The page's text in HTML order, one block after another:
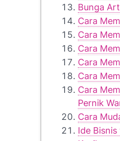
Bunga
Cara
Cara
Cara
Cara
Cara
Cara
Pernik
Cara
Ide